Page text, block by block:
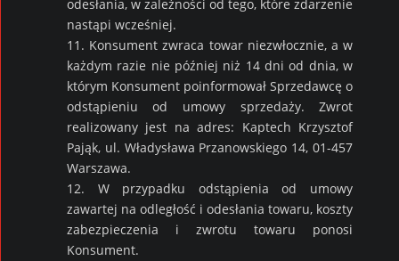
odesłania, w zależności od tego, które zdarzenie
nastąpi wcześniej.
11. Konsument zwraca towar niezwłocznie, a w
każdym razie nie później niż 14 dni od dnia, w
którym Konsument poinformował Sprzedawcę o
odstąpieniu od umowy sprzedaży. Zwrot
realizowany jest na adres: Kaptech Krzysztof
Pająk, ul. Władysława Przanowskiego 14, 01-457
Warszawa.
12. W przypadku odstąpienia od umowy
zawartej na odległość i odesłania towaru, koszty
zabezpieczenia i zwrotu towaru ponosi
Konsument.